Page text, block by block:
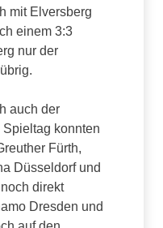
mit Elversberg
einem 3:3
nur der
auch der
konnten
Fürth,
Düsseldorf und
direkt
Dresden und